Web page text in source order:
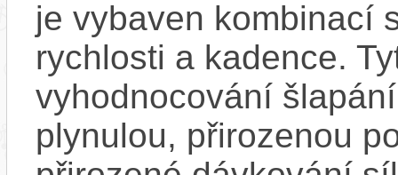
je vybaven kombinací
rychlosti a kadence.
vyhodnocování
plynulou, přirozenou